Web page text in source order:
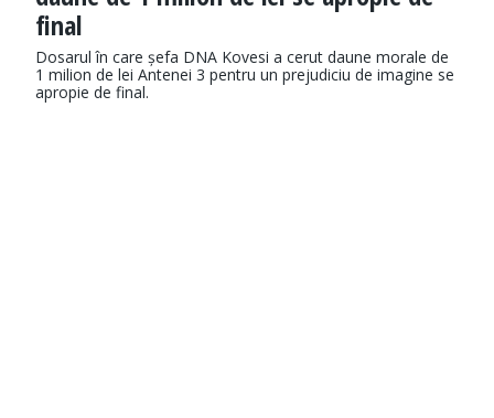
final
Dosarul în care șefa DNA Kovesi a cerut daune morale de
1 milion de lei Antenei 3 pentru un prejudiciu de imagine se
apropie de final.